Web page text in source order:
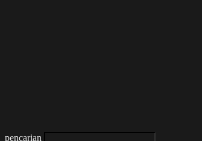
pencarian